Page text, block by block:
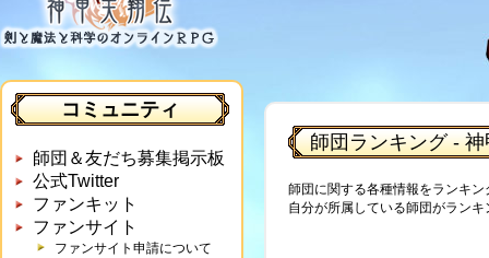
コミュニティ
師団＆友だち募集掲示板
公式Twitter
ファンキット
ファンサイト
ファンサイト申請について
師団ランキング -
師団に関する各種情報をランキン
自分が所属している師団がラン